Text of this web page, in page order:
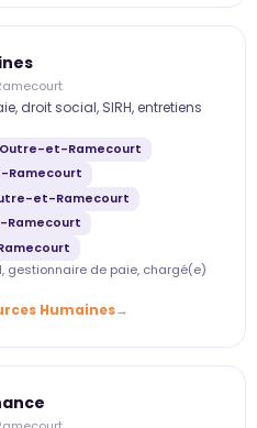
droit social, SIRH, entretiens
et-Ramecourt
Ramecourt
et-Ramecourt
Ramecourt
gestionnaire de paie, chargé(e)
Humaines